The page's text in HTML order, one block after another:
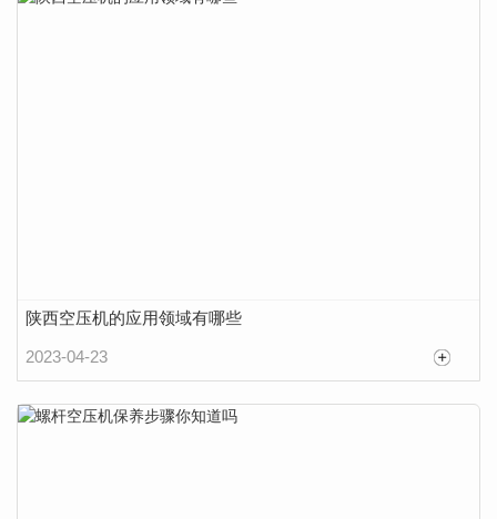
陕西空压机的应用领域有哪些
2023-04-23